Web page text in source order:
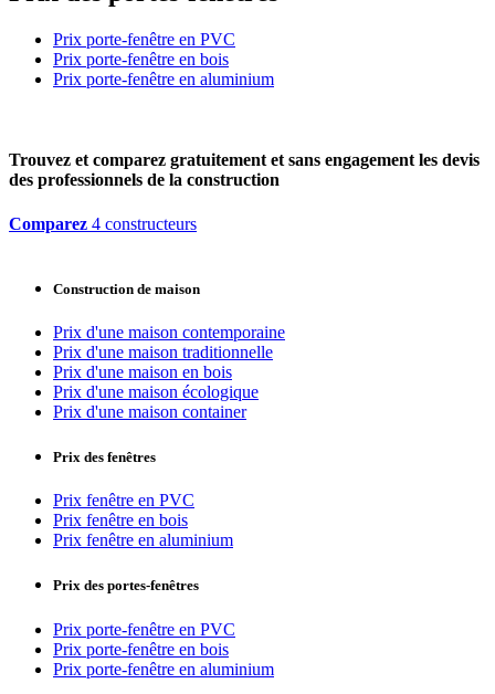
Prix porte-fenêtre en PVC
Prix porte-fenêtre en bois
Prix porte-fenêtre en aluminium
Trouvez et comparez gratuitement et sans engagement les devis
des professionnels de la construction
Comparez 4 constructeurs
Construction de maison
Prix d'une maison contemporaine
Prix d'une maison traditionnelle
Prix d'une maison en bois
Prix d'une maison écologique
Prix d'une maison container
Prix des fenêtres
Prix fenêtre en PVC
Prix fenêtre en bois
Prix fenêtre en aluminium
Prix des portes-fenêtres
Prix porte-fenêtre en PVC
Prix porte-fenêtre en bois
Prix porte-fenêtre en aluminium